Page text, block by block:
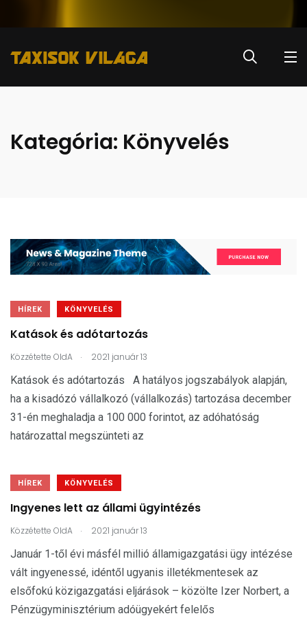
Kategória: Könyvelés
HÍREK KÖNYVELÉS
Katások és adótartozás
Közzétette OldA . 2021 január 13
Katások és adótartozás A hatályos jogszabályok alapján,
ha a kisadózó vállalkozó (vállalkozás) tartozása december
31-én meghaladja a 100 000 forintot, az adóhatóság
határozattal megszünteti az
HÍREK KÖNYVELÉS
Ingyenes lett az állami ügyintézés
Közzétette OldA . 2021 január 13
Január 1-től évi másfél millió államigazgatási ügy intézése
vált ingyenessé, idéntől ugyanis illetékmentesek az
elsőfokú közigazgatási eljárások – közölte Izer Norbert, a
Pénzügyminisztérium adóügyekért felelős